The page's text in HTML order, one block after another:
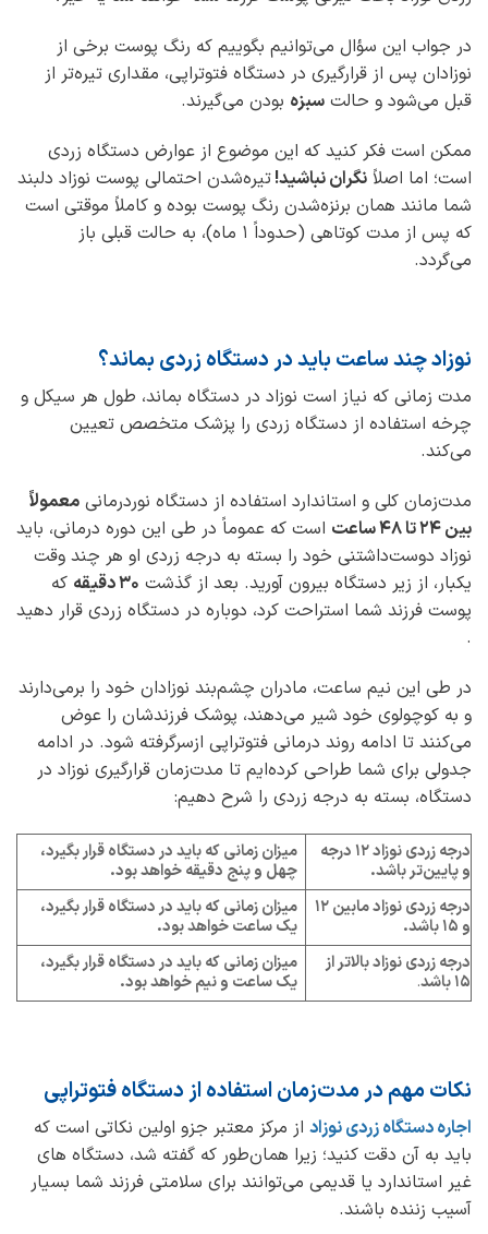
در جواب این سؤال می‌توانیم بگوییم که رنگ پوست برخی از
نوزادان پس از قرارگیری در دستگاه فتوتراپی، مقداری تیره‌تر از
قبل می‌شود و حالت سبزه بودن می‌گیرند.
ممکن است فکر کنید که این موضوع از عوارض دستگاه زردی
است؛ اما اصلاً نگران نباشید!تیره‌شدن احتمالی پوست نوزاد دلبند
شما مانند همان برنزه‌شدن رنگ پوست بوده و کاملاً موقتی است
که پس از مدت کوتاهی (حدوداً 1 ماه)، به حالت قبلی باز
می‌گردد.
نوزاد چند ساعت باید در دستگاه زردی بماند؟
مدت زمانی که نیاز است نوزاد در دستگاه بماند، طول هر سیکل و
چرخه استفاده از دستگاه زردی را پزشک متخصص تعیین
می‌کند.
مدت‌زمان کلی و استاندارد استفاده از دستگاه نوردرمانی معمولاً
بین 24 تا 48 ساعت
است که عموماً در طی این دوره درمانی، باید
نوزاد دوست‌داشتنی خود را بسته به درجه زردی او هر چند وقت
یکبار، از زیر دستگاه بیرون آورید. بعد از گذشت 30 دقیقه
که
پوست فرزند شما استراحت کرد، دوباره در دستگاه زردی قرار دهید
.
در طی این نیم ساعت، مادران چشم‌بند نوزادان خود را برمی‌دارند
و به کوچولوی خود شیر می‌دهند، پوشک فرزندشان را عوض
می‌کنند تا ادامه روند درمانی فتوتراپی ازسرگرفته شود. در ادامه
جدولی برای شما طراحی کرده‌ایم تا مدت‌زمان قرارگیری نوزاد در
دستگاه، بسته به درجه زردی را شرح دهیم:
درجه زردی نوزاد 12 درجه
و پایین‌تر باشد.
میزان زمانی که باید در دستگاه قرار بگیرد،
چهل و پنج دقیقه خواهد بود.
درجه زردی نوزاد مابین 12
و 15 باشد.
میزان زمانی که باید در دستگاه قرار بگیرد،
یک ساعت خواهد بود.
درجه زردی نوزاد بالاتر از
15 باشد
.
میزان زمانی که باید در دستگاه قرار بگیرد،
یک ساعت و نیم خواهد بود.
نکات مهم درمدت‌زمان استفاده از دستگاه فتوتراپی
اجاره دستگاه زردی نوزاد از مرکز معتبر جزو اولین نکاتی است که
باید به آن دقت کنید؛ زیرا همان‌طور که گفته شد، دستگاه‌ های
غیر استاندارد یا قدیمی می‌توانند برای سلامتی فرزند شما بسیار
آسیب زننده باشند.